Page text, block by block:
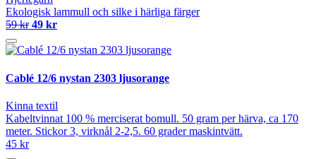
Ekologisk lammull och silke i härliga färger
59 kr 49 kr
Cablé 12/6 nystan 2303 ljusorange
Kinna textil
Kabeltvinnat 100 % merciserat bomull. 50 gram per härva, ca 170
meter. Stickor 3, virknål 2-2,5. 60 grader maskintvätt.
45 kr